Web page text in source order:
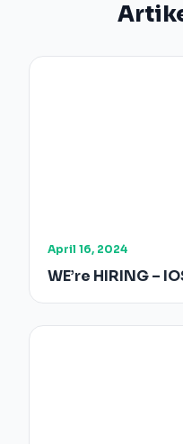
April 16, 2024
WE’re HIRING –